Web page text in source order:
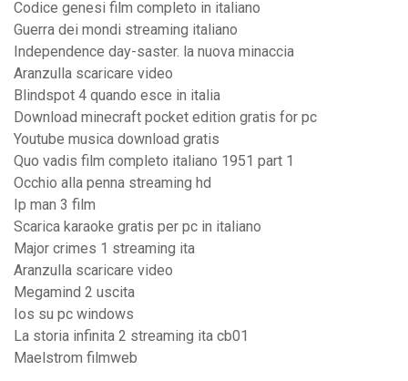
Codice genesi film completo in italiano
Guerra dei mondi streaming italiano
Independence day-saster. la nuova minaccia
Aranzulla scaricare video
Blindspot 4 quando esce in italia
Download minecraft pocket edition gratis for pc
Youtube musica download gratis
Quo vadis film completo italiano 1951 part 1
Occhio alla penna streaming hd
Ip man 3 film
Scarica karaoke gratis per pc in italiano
Major crimes 1 streaming ita
Aranzulla scaricare video
Megamind 2 uscita
Ios su pc windows
La storia infinita 2 streaming ita cb01
Maelstrom filmweb